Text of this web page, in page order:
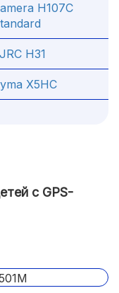
H107C
H31
X5HC
с GPS-